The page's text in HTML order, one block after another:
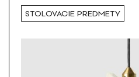
STOLOVACIE PREDMETY